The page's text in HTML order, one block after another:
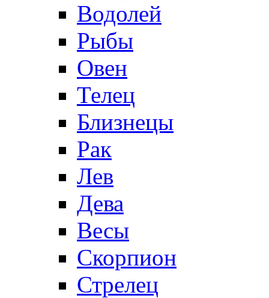
Водолей
Рыбы
Овен
Телец
Близнецы
Рак
Лев
Дева
Весы
Скорпион
Стрелец